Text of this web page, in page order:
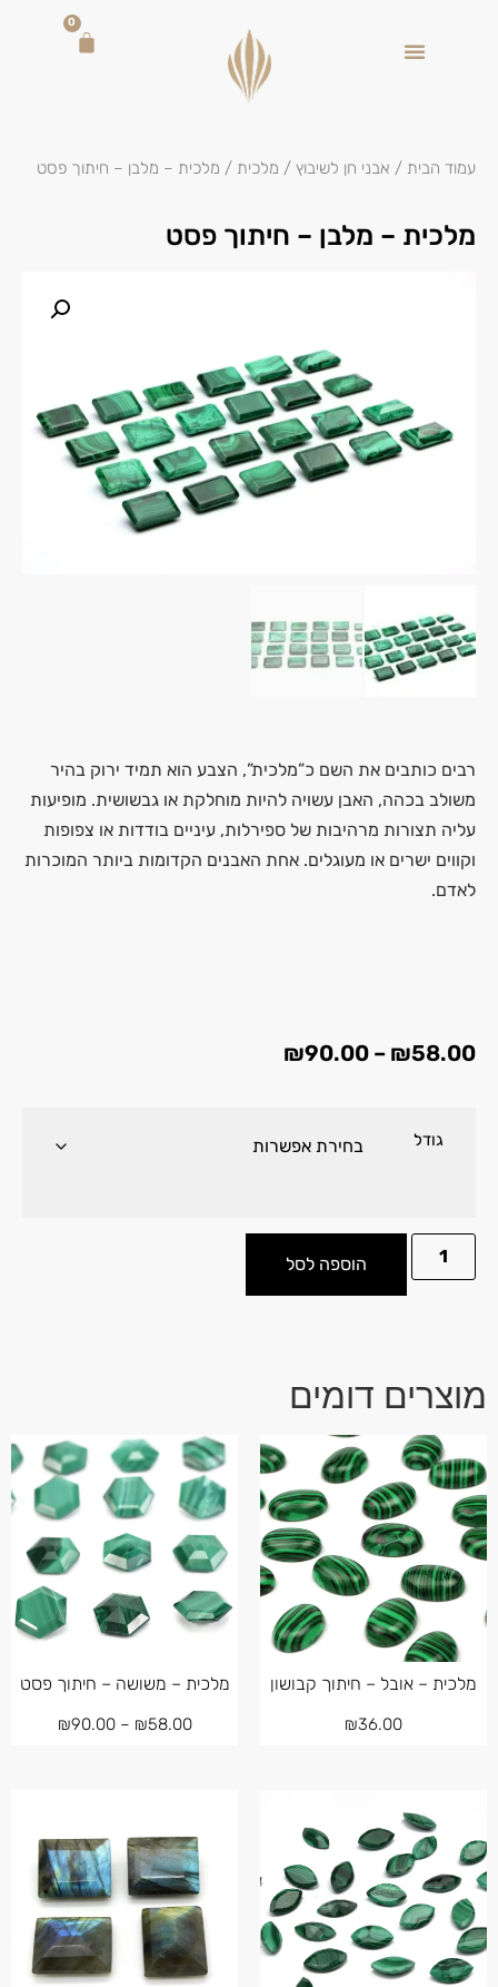
0
עמוד הבית / אבני חן לשיבוץ / מלכית / מלכית – מלבן – חיתוך פסט
מלכית – מלבן – חיתוך פסט
רבים כותבים את השם כ”מלכית”, הצבע הוא תמיד ירוק בהיר
משולב בכהה, האבן עשויה להיות מוחלקת או גבשושית. מופיעות
עליה תצורות מרהיבות של ספירלות, עיניים בודדות או צפופות
וקווים ישרים או מעוגלים. אחת האבנים הקדומות ביותר המוכרות
לאדם.
₪58.00
–
₪90.00
גודל
הוספה לסל
מוצרים דומים
מלכית – אובל – חיתוך קבושון
₪36.00
מלכית – משושה – חיתוך פסט
₪58.00
–
₪90.00